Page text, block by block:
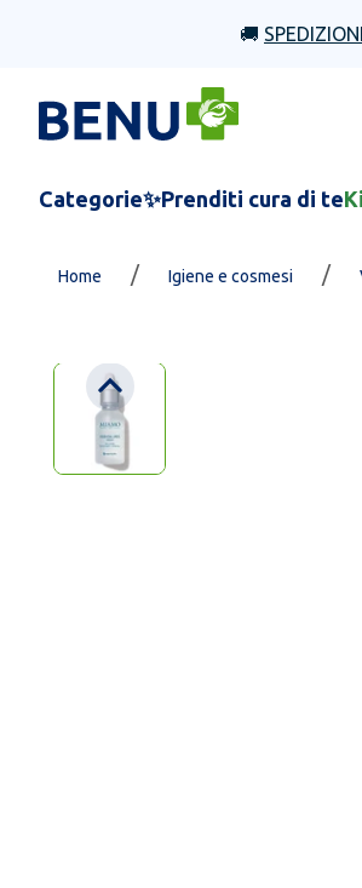
🚚
Categorie✨Prenditi cura di te
Home / Igiene e cosmesi /